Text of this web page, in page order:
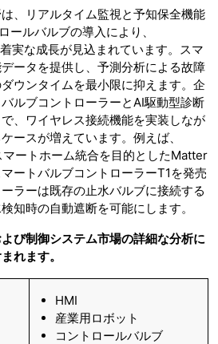
、リアルタイム監視と予知保全機能
ールバルブの導入により、
実な成長が見込まれています。スマ
ータを提供し、予測分析による故障
ウンタイムを最小限に抑えます。企
ルブコントローラーとAI駆動型診断
、ワイヤレス接続機能を実装しなが
ースが増えています。例えば、
ートホーム統合を目的としたMatter
ートバルブコントローラーT1を発売
ラーは既存の止水バルブに接続する
知時の自動遮断を可能にします。
び制御システム市場の詳細な分析に
れます。
HMI
産業用ロボット
コントロールバルブ